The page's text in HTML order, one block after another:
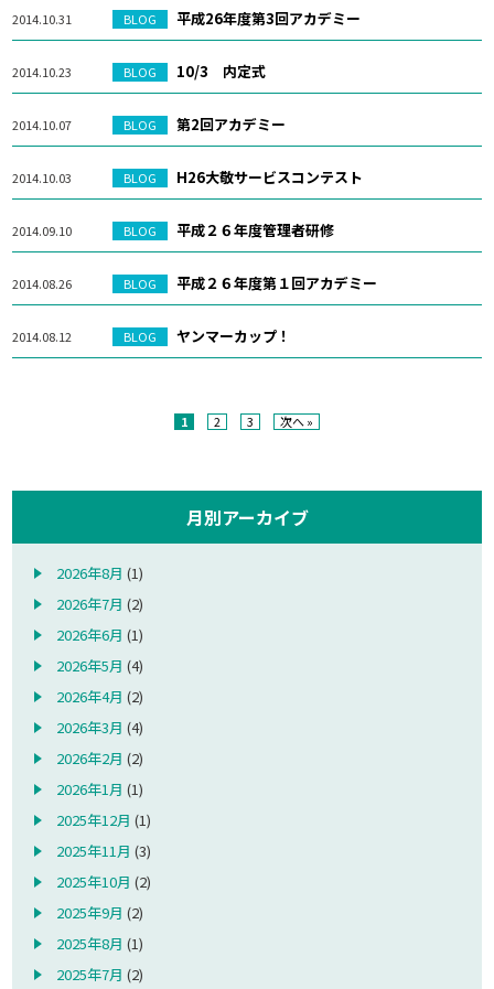
2014.10.31 BLOG 平成26年度第3回アカデミー
2014.10.23 BLOG 10/3 内定式
2014.10.07 BLOG 第2回アカデミー
2014.10.03 BLOG H26大敬サービスコンテスト
2014.09.10 BLOG 平成２６年度管理者研修
2014.08.26 BLOG 平成２６年度第１回アカデミー
2014.08.12 BLOG ヤンマーカップ！
1 2 3 次へ »
月別アーカイブ
2026年8月 (1)
2026年7月 (2)
2026年6月 (1)
2026年5月 (4)
2026年4月 (2)
2026年3月 (4)
2026年2月 (2)
2026年1月 (1)
2025年12月 (1)
2025年11月 (3)
2025年10月 (2)
2025年9月 (2)
2025年8月 (1)
2025年7月 (2)